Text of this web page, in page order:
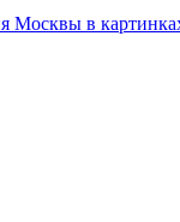
Москвы в